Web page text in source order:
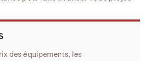
des équipements, les